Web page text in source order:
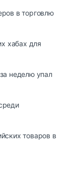
в торговлю
хабах для
неделю упал
товаров в